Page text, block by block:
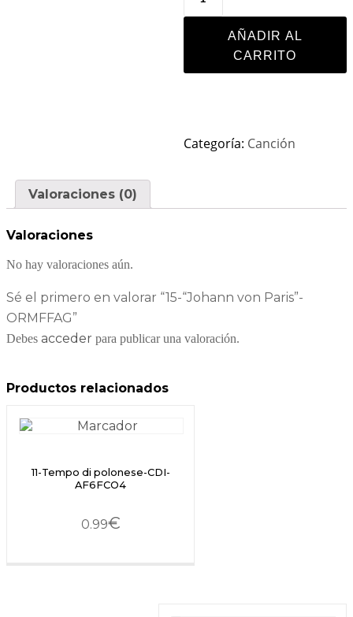
AÑADIR AL
CARRITO
Categoría: Canción
Valoraciones (0)
Valoraciones
No hay valoraciones aún.
Sé el primero en valorar “15-“Johann von Paris”-
ORMFFAG”
Debes acceder para publicar una valoración.
Productos relacionados
11-Tempo di polonese-CDI-
AF6FCO4
0.99€